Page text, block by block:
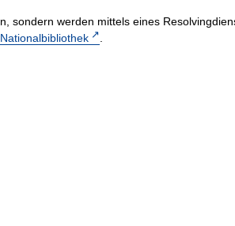
sondern werden mittels eines
.